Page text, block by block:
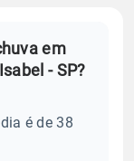
em
- SP?
é de 38